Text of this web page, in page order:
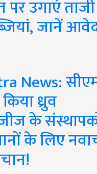
उगाएं ताजी
जानें
News:
ध्रुव
के
के लिए